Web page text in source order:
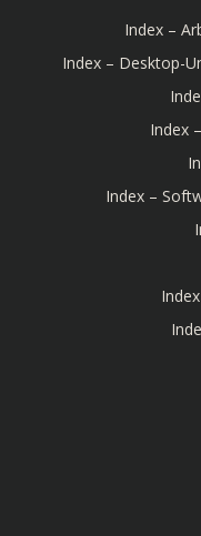
Index –
Index – Desktop-
Index
Index –